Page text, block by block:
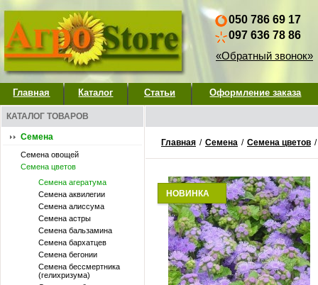
050 786 69 17
097 636 78 86
«Обратный звонок»
Главная Каталог Статьи Оформление заказа
КАТАЛОГ ТОВАРОВ
Семена
Семена овощей
Семена цветов
Семена агератума
Семена аквилегии
Семена алиссума
Семена астры
Семена бальзамина
Семена бархатцев
Семена бегонии
Семена бессмертника
(гелихризума)
Главная / Семена / Семена цветов /
НОВИНКА